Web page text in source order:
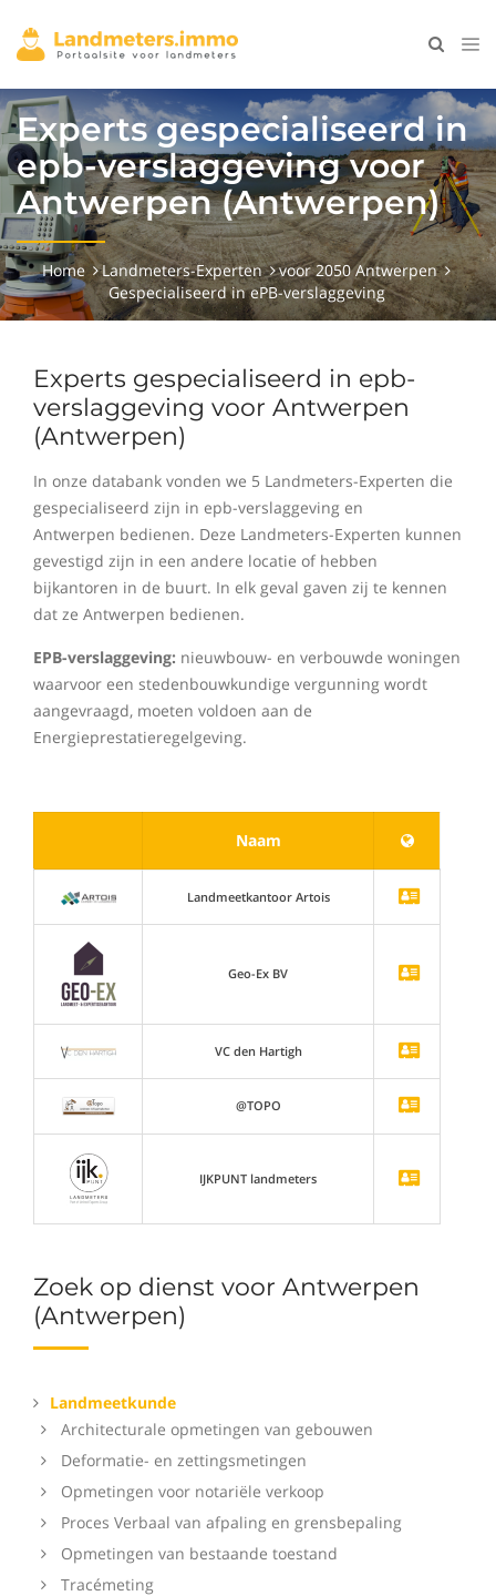
Experts gespecialiseerd in
epb-verslaggeving voor
Antwerpen (Antwerpen)
Home Landmeters-Experten
voor 2050 Antwerpen
Gespecialiseerd in ePB-verslaggeving
Zoek op dienst voor Antwerpen
(Antwerpen)
Landmeetkunde
Architecturale opmetingen van gebouwen
Deformatie- en zettingsmetingen
Opmetingen voor notariële verkoop
Proces Verbaal van afpaling en grensbepaling
Opmetingen van bestaande toestand
Tracémeting
Experts gespecialiseerd in epb-
verslaggeving voor Antwerpen
(Antwerpen)
In onze databank vonden we 5 Landmeters-Experten die
gespecialiseerd zijn in epb-verslaggeving en
Antwerpen bedienen. Deze Landmeters-Experten kunnen
gevestigd zijn in een andere locatie of hebben
bijkantoren in de buurt. In elk geval gaven zij te kennen
dat ze Antwerpen bedienen.
EPB-verslaggeving: nieuwbouw- en verbouwde woningen
waarvoor een stedenbouwkundige vergunning wordt
aangevraagd, moeten voldoen aan de
Energieprestatieregelgeving.
Naam
Landmeetkantoor Artois
Geo-Ex BV
VC den Hartigh
@TOPO
IJKPUNT landmeters